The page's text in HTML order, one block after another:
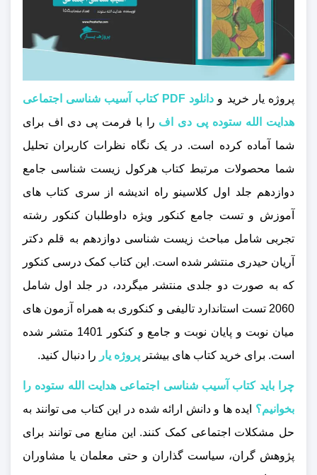
پروژه یار خرید و
دانلود PDF کتاب آسیب شناسی اجتماعی
هدایت الله ستوده پی دی اف را با فرمت پی دی اف برای
شما آماده کرده است. در یک نگاه نظرات کاربران تحلیل
شما محصولات مرتبط کتاب هرکول زیست شناسی جامع
دوازدهم جلد اول کلاسینو راه اندیشه از سری کتاب های
آموزش و تست جامع کنکور ویژه داوطلبان کنکور رشته
تجربی شامل مباحث زیست شناسی دوازدهم به قلم دکتر
آریان حیدری منتشر شده است. این کتاب کمک درسی کنکور
که به‌ صورت دو جلدی منتشر میگردد، در جلد اول شامل
2060 تست استاندارد تالیفی و کنکوری به همراه آزمون های
میان نوبت و پایان نوبت و جامع و کنکور 1401 متشر شده
است. برای خرید کتاب های بیشتر پروژه یار را دنبال کنید.
چرا باید کتاب آسیب شناسی اجتماعی هدایت الله ستوده را
بخوانیم؟ ایده‌ ها و دانش ارائه‌ شده در این کتاب می‌ توانند به
حل مشکلات اجتماعی کمک کنند. این منابع می‌ توانند برای
پژوهش گران، سیاست‌ گذاران و حتی معلمان یا مشاوران